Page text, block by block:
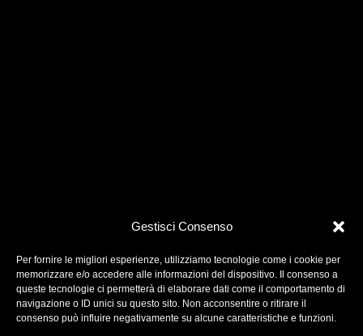
Gestisci Consenso
Per fornire le migliori esperienze, utilizziamo tecnologie come i cookie per
memorizzare e/o accedere alle informazioni del dispositivo. Il consenso a
queste tecnologie ci permetterà di elaborare dati come il comportamento di
navigazione o ID unici su questo sito. Non acconsentire o ritirare il
consenso può influire negativamente su alcune caratteristiche e funzioni.
One More Pictures è una società di produzione